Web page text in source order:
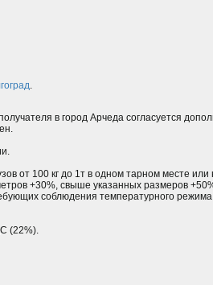
.
в город Арчеда согласуется
от 100 кг до 1т в одном тарном месте или
+30%, свыше указанных размеров
соблюдения температурного
(22%).